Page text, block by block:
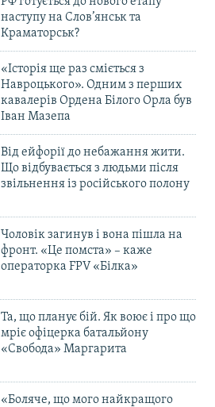
наступу на Слов’янськ та
Краматорськ?
«Історія ще раз сміється з
Навроцького». Одним з перших
кавалерів Ордена Білого Орла був
Іван Мазепа
Від ейфорії до небажання жити.
Що відбувається з людьми після
звільнення із російського полону
Чоловік загинув і вона пішла на
фронт. «Це помста» – каже
операторка FPV «Білка»
Та, що планує бій. Як воює і про що
мріє офіцерка батальйону
«Свобода» Маргарита
«Боляче, що мого найкращого